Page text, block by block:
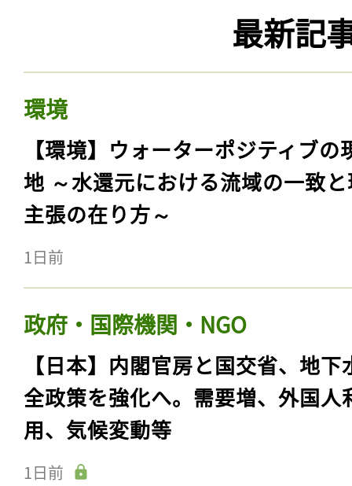
最新記
環境
【環境】ウォーターポジティブの
地 ～水還元における流域の一致
主張の在り方～
1日前
政府・国際機関・NGO
【日本】内閣官房と国交省、地下
全政策を強化へ。需要増、外国人
用、気候変動等
1日前